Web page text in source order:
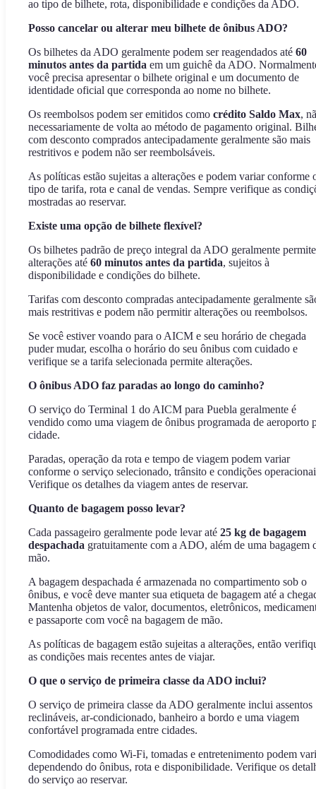
ao tipo de bilhete, rota, disponibilidade e condições da ADO.
Posso cancelar ou alterar meu bilhete de ônibus ADO?
Os bilhetes da ADO geralmente podem ser reagendados até 60
minutos antes da partida em um guichê da ADO.
você precisa apresentar o bilhete original e um documento de
identidade oficial que corresponda ao nome no bilhete.
Os reembolsos podem ser emitidos como crédito Saldo Max,
necessariamente de volta ao método de pagamento original.
com desconto comprados antecipadamente geralmente são mais
restritivos e podem não ser reembolsáveis.
As políticas estão sujeitas a alterações e podem variar conforme
tipo de tarifa, rota e canal de vendas. Sempre verifique as
mostradas ao reservar.
Existe uma opção de bilhete flexível?
Os bilhetes padrão de preço integral da ADO geralmente
alterações até 60 minutos antes da partida, sujeitos à
disponibilidade e condições do bilhete.
Tarifas com desconto compradas antecipadamente geralmente
mais restritivas e podem não permitir alterações ou reembolsos.
Se você estiver voando para o AICM e seu horário de chegada
puder mudar, escolha o horário do seu ônibus com cuidado e
verifique se a tarifa selecionada permite alterações.
O ônibus ADO faz paradas ao longo do caminho?
O serviço do Terminal 1 do AICM para Puebla geralmente é
vendido como uma viagem de ônibus programada de aeroporto
cidade.
Paradas, operação da rota e tempo de viagem podem variar
conforme o serviço selecionado, trânsito e condições
Verifique os detalhes da viagem antes de reservar.
Quanto de bagagem posso levar?
Cada passageiro geralmente pode levar até 25 kg de bagagem
despachada gratuitamente com a ADO, além de uma bagagem
mão.
A bagagem despachada é armazenada no compartimento sob o
ônibus, e você deve manter sua etiqueta de bagagem até a
Mantenha objetos de valor, documentos, eletrônicos,
e passaporte com você na bagagem de mão.
As políticas de bagagem estão sujeitas a alterações, então
as condições mais recentes antes de viajar.
O que o serviço de primeira classe da ADO inclui?
O serviço de primeira classe da ADO geralmente inclui assentos
reclináveis, ar-condicionado, banheiro a bordo e uma viagem
confortável programada entre cidades.
Comodidades como Wi-Fi, tomadas e entretenimento podem
dependendo do ônibus, rota e disponibilidade. Verifique os
do serviço ao reservar.